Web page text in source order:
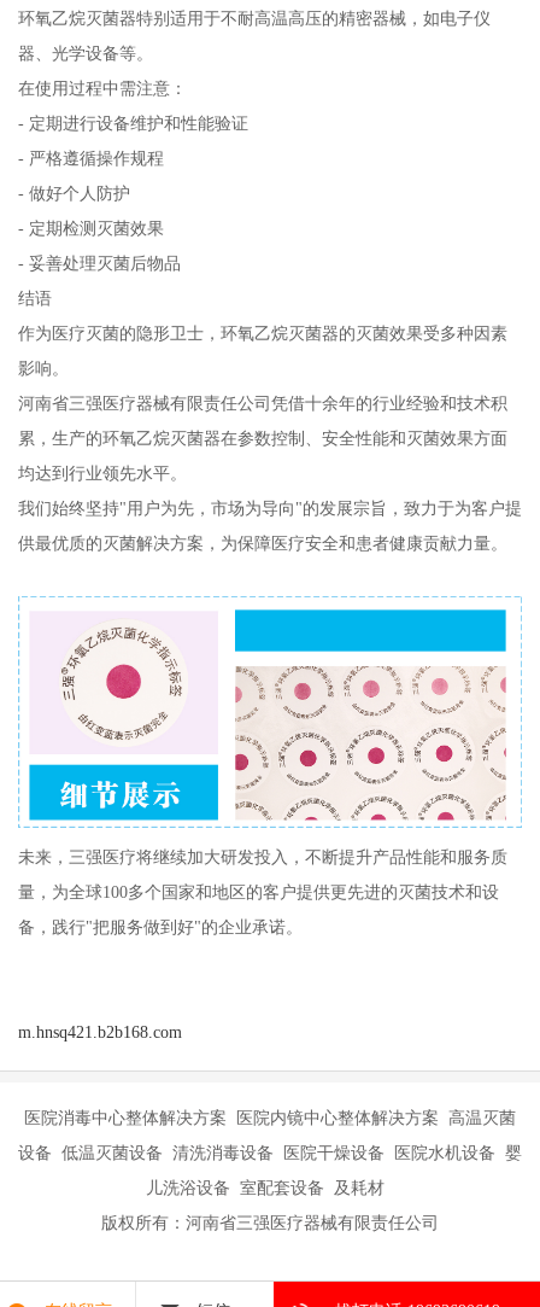
环氧乙烷灭菌器特别适用于不耐高温高压的精密器械，如电子仪
器、光学设备等。
在使用过程中需注意：
- 定期进行设备维护和性能验证
- 严格遵循操作规程
- 做好个人防护
- 定期检测灭菌效果
- 妥善处理灭菌后物品
结语
作为医疗灭菌的隐形卫士，环氧乙烷灭菌器的灭菌效果受多种因素
影响。
河南省三强医疗器械有限责任公司凭借十余年的行业经验和技术积
累，生产的环氧乙烷灭菌器在参数控制、安全性能和灭菌效果方面
均达到行业领先水平。
我们始终坚持"用户为先，市场为导向"的发展宗旨，致力于为客户提
供最优质的灭菌解决方案，为保障医疗安全和患者健康贡献力量。
未来，三强医疗将继续加大研发投入，不断提升产品性能和服务质
量，为全球100多个国家和地区的客户提供更先进的灭菌技术和设
备，践行"把服务做到好"的企业承诺。
m.hnsq421.b2b168.com
医院消毒中心整体解决方案 医院内镜中心整体解决方案 高温灭菌
设备 低温灭菌设备 清洗消毒设备 医院干燥设备 医院水机设备 婴
儿洗浴设备 室配套设备 及耗材
版权所有：河南省三强医疗器械有限责任公司